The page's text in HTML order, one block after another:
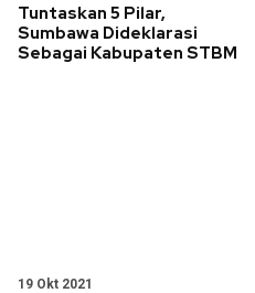
Tuntaskan 5 Pilar,
Sumbawa Dideklarasi
Sebagai Kabupaten STBM
19 Okt 2021